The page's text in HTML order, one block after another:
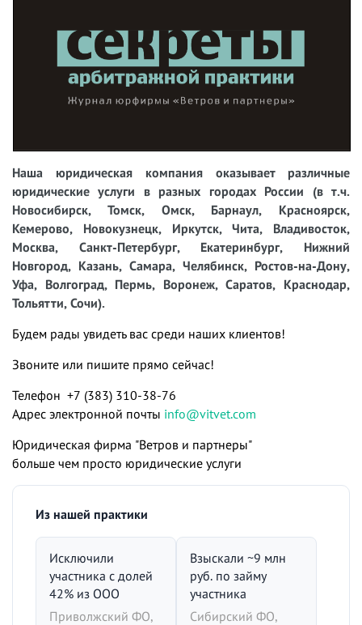
Наша юридическая компания оказывает различные
юридические услуги в разных городах России (в т.ч.
Новосибирск, Томск, Омск, Барнаул, Красноярск,
Кемерово, Новокузнецк, Иркутск, Чита, Владивосток,
Москва, Санкт-Петербург, Екатеринбург, Нижний
Новгород, Казань, Самара, Челябинск, Ростов-на-Дону,
Уфа, Волгоград, Пермь, Воронеж, Саратов, Краснодар,
Тольятти, Сочи).
Будем рады увидеть вас среди наших клиентов!
Звоните или пишите прямо сейчас!
Телефон +7 (383) 310-38-76
Адрес электронной почты info@vitvet.com
Юридическая фирма "Ветров и партнеры"
больше чем просто юридические услуги
Из нашей практики
Исключили
участника с долей
42% из ООО
Приволжский ФО,
Взыскали ~9 млн
руб. по займу
участника
Сибирский ФО,